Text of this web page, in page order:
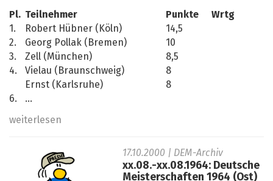
Pl. Teilnehmer Punkte
Wrtg
1.
Robert Hübner (Köln)
14,5
2.
Georg Pollak (Bremen)
10
3.
Zell (München)
8,5
4.
Vielau (Braunschweig)
8
Ernst (Karlsruhe)
8
6.
...
weiterlesen
17.10.2000 | DEM-Archiv
xx.08.-xx.08.1964: Deutsche
Meisterschaften 1964 (Ost)